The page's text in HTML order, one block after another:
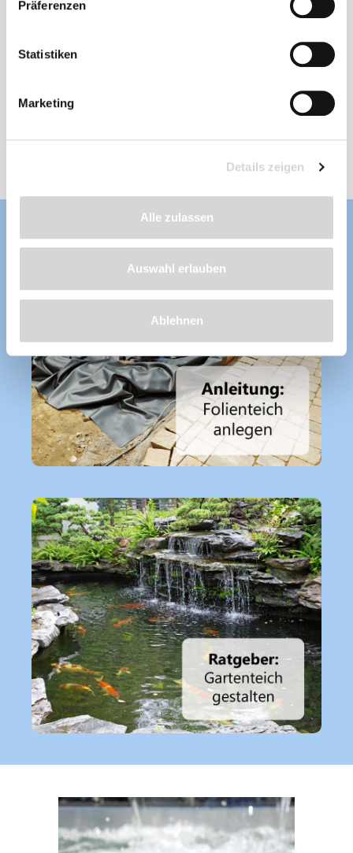
Präferenzen
Statistiken
Marketing
Details zeigen
Alle zulassen
Auswahl erlauben
Ablehnen
PVC-Teichfolie, schwarz, Stärke: 0,5 mm
Stärke: 0,5 mm
und unverbrauchten Rohstoffen hergestellt
ab 118,99 €